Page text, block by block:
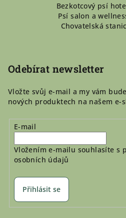
Bezkotcový psí
Psí salon a
Chovatelská
Odebírat newsletter
Vložte svůj e-mail a my vám
nových produktech na našem e-
E-mail
Vložením e-mailu souhlasíte s
osobních údajů
Přihlásit se